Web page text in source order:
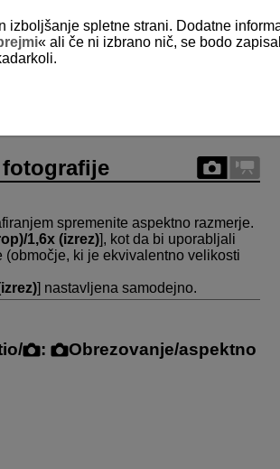
fotografije
spremenite aspektno razmerje.
1,6x (izrez)], kot da bi uporabljali
ki je ekvivalentno velikosti
] nastavljena samodejno.
/ : Obrezovanje/aspektno
izboljšanje spletne strani. Dodatne
« ali če ni izbrano nič, se bodo